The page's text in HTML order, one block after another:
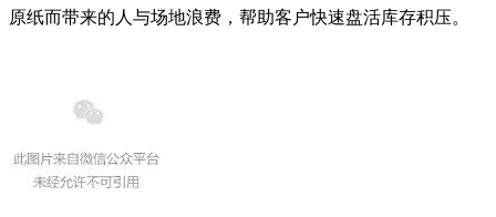
原纸而带来的人与场地浪费，帮助客户快速盘活库存积压。